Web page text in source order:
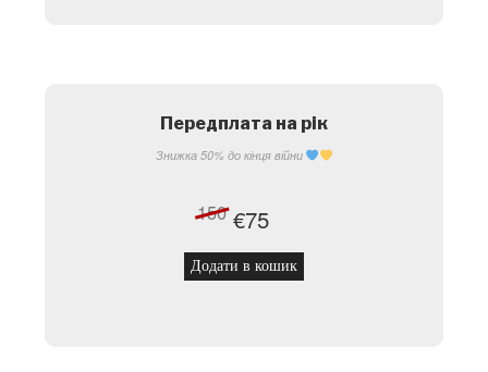
Передплата на рік
Знижка 50% до кінця війни
150 Оригінальна ціна: €150.
€75Поточна ціна: €75.
Додати в кошик